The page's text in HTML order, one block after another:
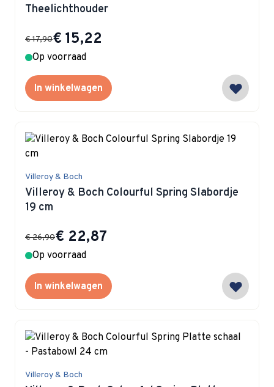
Theelichthouder
Special Price
€ 15,22
€ 17,90
Op voorraad
In winkelwagen
Villeroy & Boch
Villeroy & Boch Colourful Spring Slabordje
19 cm
Special Price
€ 22,87
€ 26,90
Op voorraad
In winkelwagen
Villeroy & Boch